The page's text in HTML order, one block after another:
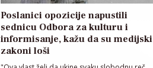
Poslanici opozicije napustili
sednicu Odbora za kulturu i
informisanje, kažu da su medijski
zakoni loši